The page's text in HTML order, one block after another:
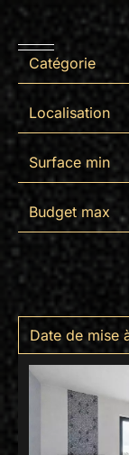
Catégorie
Localisation
+